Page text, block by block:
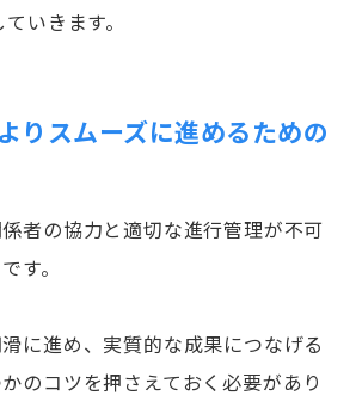
いきます。
りスムーズに進めるための
者の協力と適切な進行管理が不可
す。
に進め、実質的な成果につなげる
のコツを押さえておく必要があり